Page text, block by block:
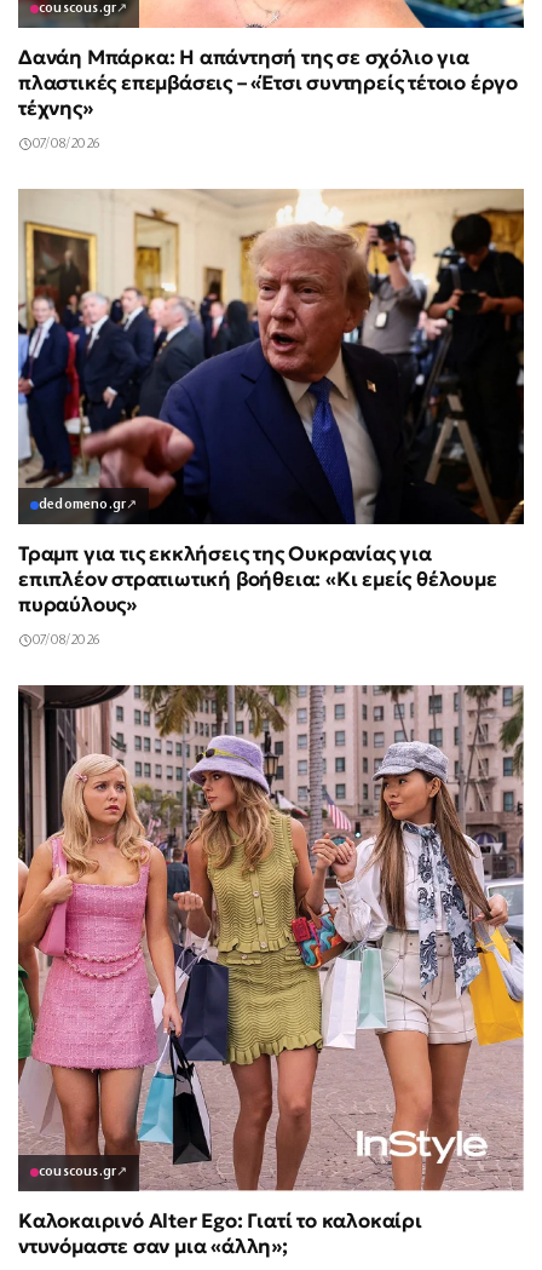
couscous.gr↗
Δανάη Μπάρκα: Η απάντησή της σε σχόλιο για
πλαστικές επεμβάσεις – «Έτσι συντηρείς τέτοιο έργο
τέχνης»
07/08/2026
dedomeno.gr↗
Τραμπ για τις εκκλήσεις της Ουκρανίας για
επιπλέον στρατιωτική βοήθεια: «Κι εμείς θέλουμε
πυραύλους»
07/08/2026
couscous.gr↗
Καλοκαιρινό Alter Ego: Γιατί το καλοκαίρι
ντυνόμαστε σαν μια «άλλη»;